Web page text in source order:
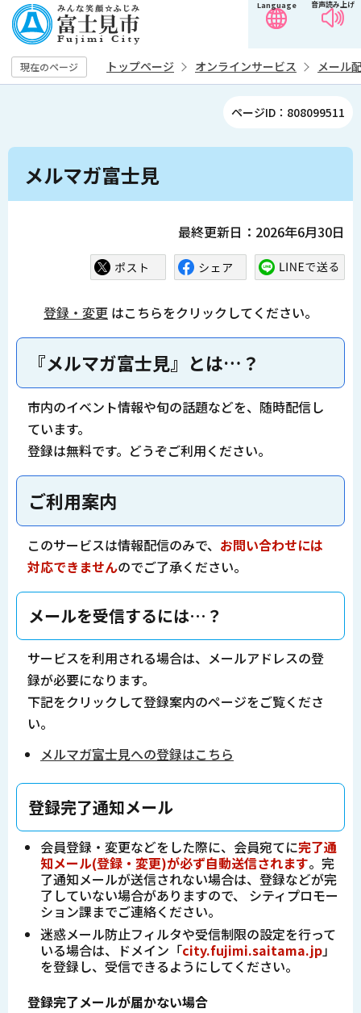
の
ペ
ー
す
音声読み上げ
Language
現在のページ トップページ オンラインサービス メール
ページID：808099511
本
メルマガ富士見
最終更新日：2026年6月30日
登録・変更 はこちらをクリックしてください。
『メルマガ富士見』とは…？
市内のイベント情報や旬の話題などを、随時配信し
ています。
登録は無料です。どうぞご利用ください。
ご利用案内
このサービスは情報配信のみで、 お問い合わせには
対応できませんのでご了承ください。
メールを受信するには…？
サービスを利用される場合は、メールアドレスの登
録が必要になります。
下記をクリックして登録案内のページをご覧くださ
い。
メルマガ富士見への登録はこちら
登録完了通知メール
会員登録・変更などをした際に、会員宛てに完了通
知メール(登録・変更)が必ず自動送信されます。完
了通知メールが送信されない場合は、登録などが完
了していない場合がありますので、 シティプロモー
ション課までご連絡ください。
迷惑メール防止フィルタや受信制限の設定を行って
いる場合は、ドメイン「city.fujimi.saitama.jp」
を登録し、受信できるようにしてください。
登録完了メールが届かない場合